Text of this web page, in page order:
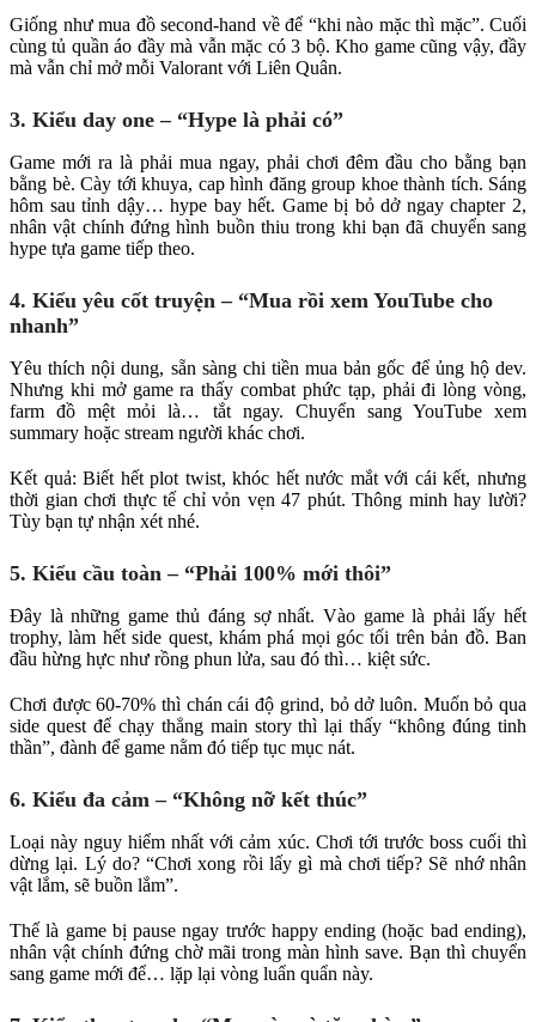
Giống như mua đồ second-hand về để “khi nào mặc thì mặc”. Cuối
cùng tủ quần áo đầy mà vẫn mặc có 3 bộ. Kho game cũng vậy, đầy
mà vẫn chỉ mở mỗi Valorant với Liên Quân.
3. Kiểu day one – “Hype là phải có”
Game mới ra là phải mua ngay, phải chơi đêm đầu cho bằng bạn
bằng bè. Cày tới khuya, cap hình đăng group khoe thành tích. Sáng
hôm sau tỉnh dậy… hype bay hết. Game bị bỏ dở ngay chapter 2,
nhân vật chính đứng hình buồn thiu trong khi bạn đã chuyển sang
hype tựa game tiếp theo.
4. Kiểu yêu cốt truyện – “Mua rồi xem YouTube cho
nhanh”
Yêu thích nội dung, sẵn sàng chi tiền mua bản gốc để ủng hộ dev.
Nhưng khi mở game ra thấy combat phức tạp, phải đi lòng vòng,
farm đồ mệt mỏi là… tắt ngay. Chuyển sang YouTube xem
summary hoặc stream người khác chơi.
Kết quả: Biết hết plot twist, khóc hết nước mắt với cái kết, nhưng
thời gian chơi thực tế chỉ vỏn vẹn 47 phút. Thông minh hay lười?
Tùy bạn tự nhận xét nhé.
5. Kiểu cầu toàn – “Phải 100% mới thôi”
Đây là những game thủ đáng sợ nhất. Vào game là phải lấy hết
trophy, làm hết side quest, khám phá mọi góc tối trên bản đồ. Ban
đầu hừng hực như rồng phun lửa, sau đó thì… kiệt sức.
Chơi được 60-70% thì chán cái độ grind, bỏ dở luôn. Muốn bỏ qua
side quest để chạy thẳng main story thì lại thấy “không đúng tinh
thần”, đành để game nằm đó tiếp tục mục nát.
6. Kiểu đa cảm – “Không nỡ kết thúc”
Loại này nguy hiểm nhất với cảm xúc. Chơi tới trước boss cuối thì
dừng lại. Lý do? “Chơi xong rồi lấy gì mà chơi tiếp? Sẽ nhớ nhân
vật lắm, sẽ buồn lắm”.
Thế là game bị pause ngay trước happy ending (hoặc bad ending),
nhân vật chính đứng chờ mãi trong màn hình save. Bạn thì chuyển
sang game mới để… lặp lại vòng luẩn quẩn này.